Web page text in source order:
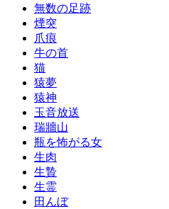
無数の足跡
煙突
爪痕
牛の首
猫
猿夢
猿神
玉音放送
瑞牆山
瓶を怖がる女
生肉
生贄
生霊
田んぼ